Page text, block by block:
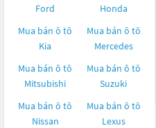
Ford
Honda
Mua bán ô tô
Kia
Mua bán ô tô
Mercedes
Mua bán ô tô
Mitsubishi
Mua bán ô tô
Suzuki
Mua bán ô tô
Nissan
Mua bán ô tô
Lexus